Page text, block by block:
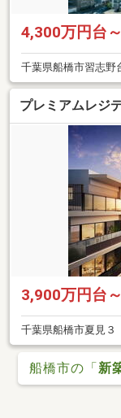
4,300万円台
千葉県船橋市習志野
プレミアムレジ
3,900万円台
千葉県船橋市夏見３
船橋市の「新